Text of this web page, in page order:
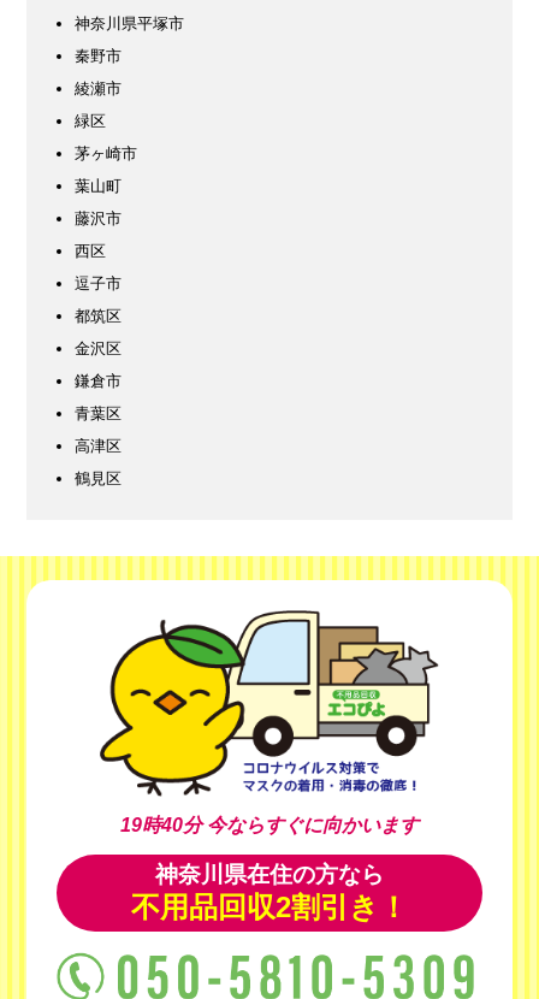
神奈川県平塚市
秦野市
綾瀬市
緑区
茅ヶ崎市
葉山町
藤沢市
西区
逗子市
都筑区
金沢区
鎌倉市
青葉区
高津区
鶴見区
19時40分今ならすぐに向かいます
神奈川県在住の方なら
不用品回収2割引き！